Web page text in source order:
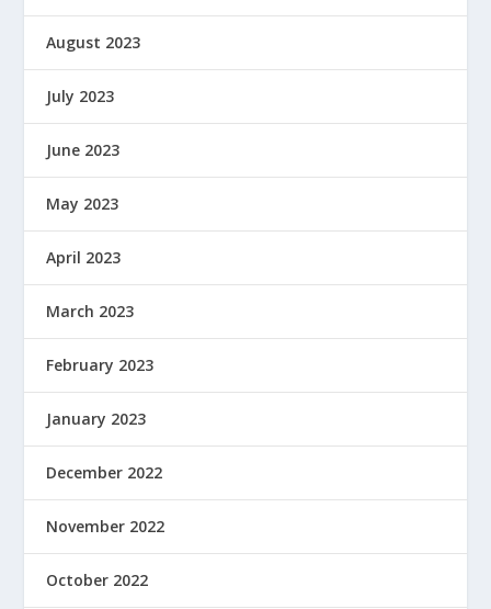
August 2023
July 2023
June 2023
May 2023
April 2023
March 2023
February 2023
January 2023
December 2022
November 2022
October 2022